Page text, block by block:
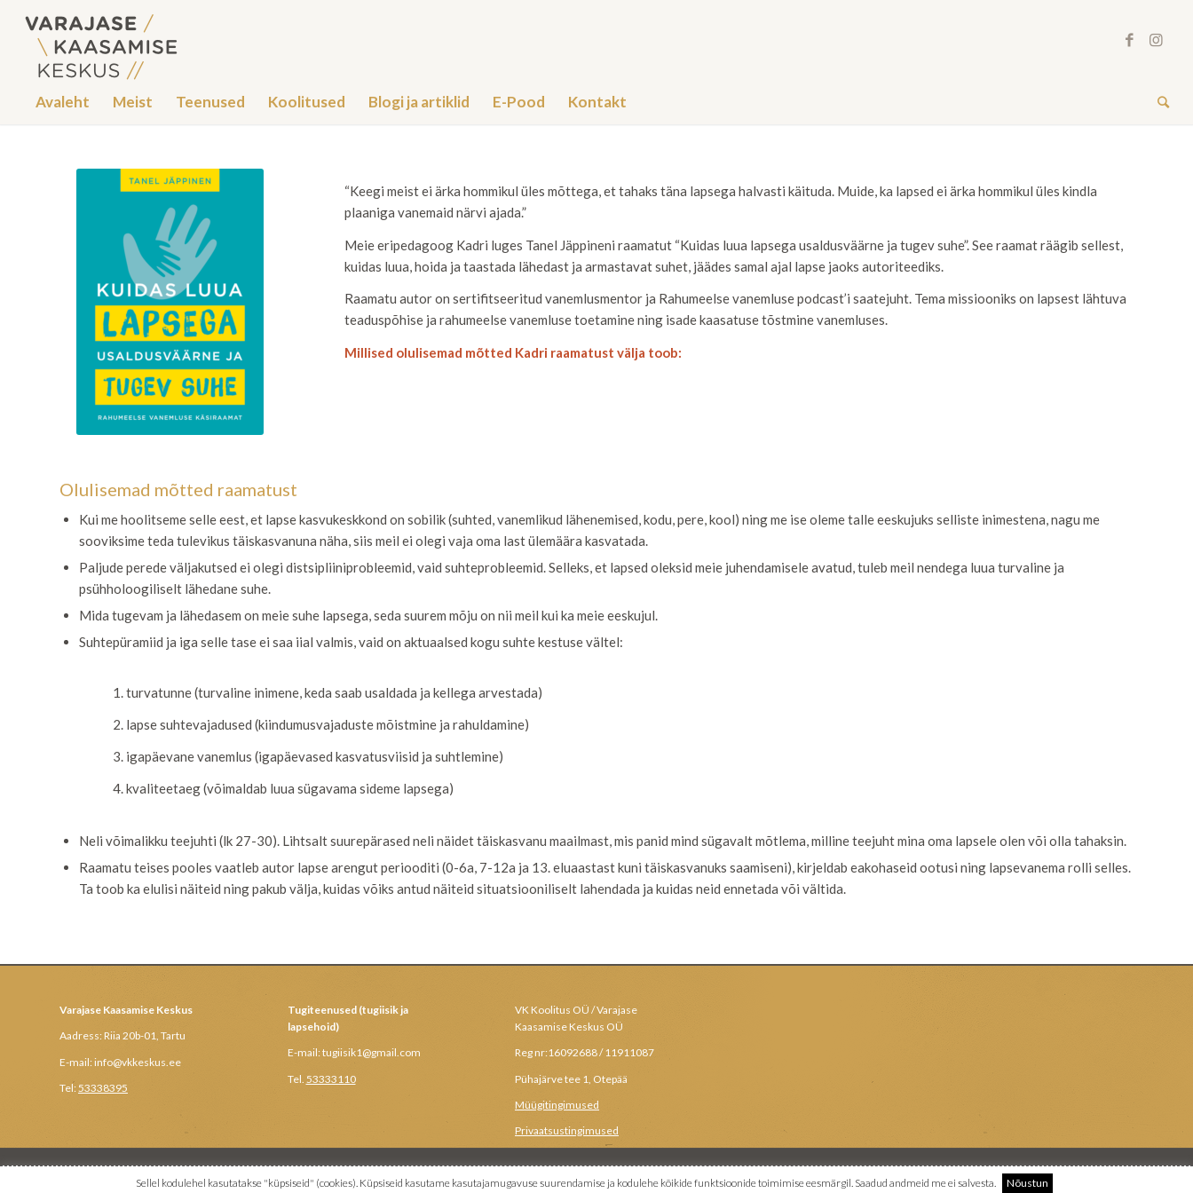
Avaleht Meist Teenused Koolitused Blogi ja artiklid E-Pood Kontakt
“Keegi meist ei ärka hommikul üles mõttega, et tahaks täna lapsega halvasti käituda. Muide, ka lapsed ei ärka hommikul üles kindla
plaaniga vanemaid närvi ajada.”
Meie eripedagoog Kadri luges Tanel Jäppineni raamatut “Kuidas luua lapsega usaldusväärne ja tugev suhe”. See raamat räägib sellest,
kuidas luua, hoida ja taastada lähedast ja armastavat suhet, jäädes samal ajal lapse jaoks autoriteediks.
Raamatu autor on sertifitseeritud vanemlusmentor ja Rahumeelse vanemluse podcast’i saatejuht. Tema missiooniks on lapsest lähtuva
teaduspõhise ja rahumeelse vanemluse toetamine ning isade kaasatuse tõstmine vanemluses.
Millised olulisemad mõtted Kadri raamatust välja toob:
Olulisemad mõtted raamatust
Kui me hoolitseme selle eest, et lapse kasvukeskkond on sobilik (suhted, vanemlikud lähenemised, kodu, pere, kool) ning me ise oleme talle eeskujuks selliste inimestena, nagu me
sooviksime teda tulevikus täiskasvanuna näha, siis meil ei olegi vaja oma last ülemäära kasvatada.
Paljude perede väljakutsed ei olegi distsipliiniprobleemid, vaid suhteprobleemid. Selleks, et lapsed oleksid meie juhendamisele avatud, tuleb meil nendega luua turvaline ja
psühholoogiliselt lähedane suhe.
Mida tugevam ja lähedasem on meie suhe lapsega, seda suurem mõju on nii meil kui ka meie eeskujul.
Suhtepüramiid ja iga selle tase ei saa iial valmis, vaid on aktuaalsed kogu suhte kestuse vältel:
turvatunne (turvaline inimene, keda saab usaldada ja kellega arvestada)
lapse suhtevajadused (kiindumusvajaduste mõistmine ja rahuldamine)
igapäevane vanemlus (igapäevased kasvatusviisid ja suhtlemine)
kvaliteetaeg (võimaldab luua sügavama sideme lapsega)
Neli võimalikku teejuhti (lk 27-30). Lihtsalt suurepärased neli näidet täiskasvanu maailmast, mis panid mind sügavalt mõtlema, milline teejuht mina oma lapsele olen või olla tahaksin.
Raamatu teises pooles vaatleb autor lapse arengut periooditi (0-6a, 7-12a ja 13. eluaastast kuni täiskasvanuks saamiseni), kirjeldab eakohaseid ootusi ning lapsevanema rolli selles.
Ta toob ka elulisi näiteid ning pakub välja, kuidas võiks antud näiteid situatsiooniliselt lahendada ja kuidas neid ennetada või vältida.
Varajase Kaasamise Keskus
Aadress: Riia 20b-01, Tartu
E-mail: info@vkkeskus.ee
Tel: 53338395
Tugiteenused (tugiisik ja
lapsehoid)
E-mail: tugiisik1@gmail.com
Tel. 53333110
VK Koolitus OÜ / Varajase
Kaasamise Keskus OÜ
Reg nr:16092688 / 11911087
Pühajärve tee 1, Otepää
Müügitingimused
Privaatsustingimused
Sellel kodulehel kasutatakse "küpsiseid" (cookies). Küpsiseid kasutame kasutajamugavuse suurendamise ja kodulehe kõikide funktsioonide toimimise eesmärgil. Saadud andmeid me ei salvesta. Nõustun